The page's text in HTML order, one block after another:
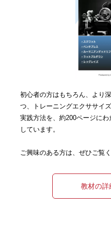
初心者の方はもちろん、より
つ、トレーニングエクササイ
実践方法を、約200ページに
しています。
ご興味のある方は、ぜひご覧く
教材の詳